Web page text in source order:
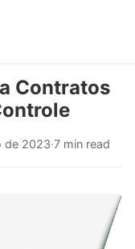
Contratos
de 2023·7 min read